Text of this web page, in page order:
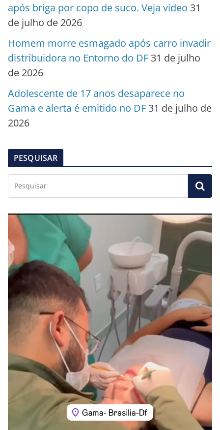
após briga por copo de suco. Veja vídeo 31
de julho de 2026
Homem morre esmagado após carro invadir
distribuidora no Entorno do DF 31 de julho
de 2026
Adolescente de 17 anos desaparece no
Gama e alerta é emitido no DF 31 de julho de
2026
PESQUISAR